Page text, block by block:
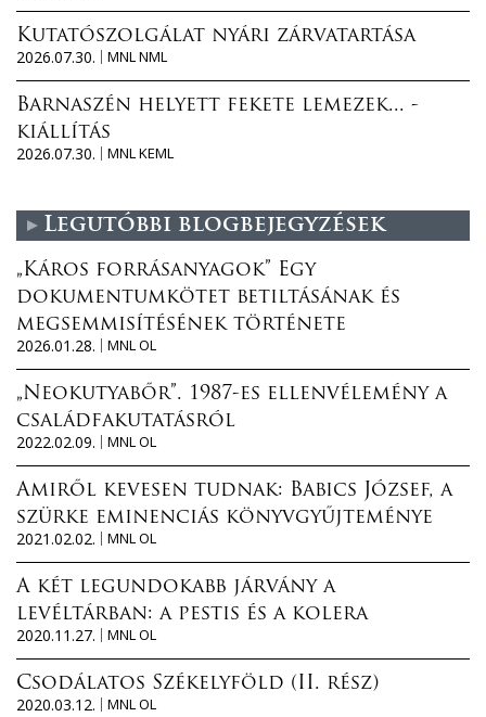
Kutatószolgálat nyári zárvatartása
2026.07.30.
MNL NML
Barnaszén helyett fekete lemezek... -
kiállítás
2026.07.30.
MNL KEML
Legutóbbi blogbejegyzések
„Káros forrásanyagok” Egy
dokumentumkötet betiltásának és
megsemmisítésének története
2026.01.28.
MNL OL
„Neokutyabőr”. 1987-es ellenvélemény a
családfakutatásról
2022.02.09.
MNL OL
Amiről kevesen tudnak: Babics József, a
szürke eminenciás könyvgyűjteménye
2021.02.02.
MNL OL
A két legundokabb járvány a
levéltárban: a pestis és a kolera
2020.11.27.
MNL OL
Csodálatos Székelyföld (II. rész)
2020.03.12.
MNL OL